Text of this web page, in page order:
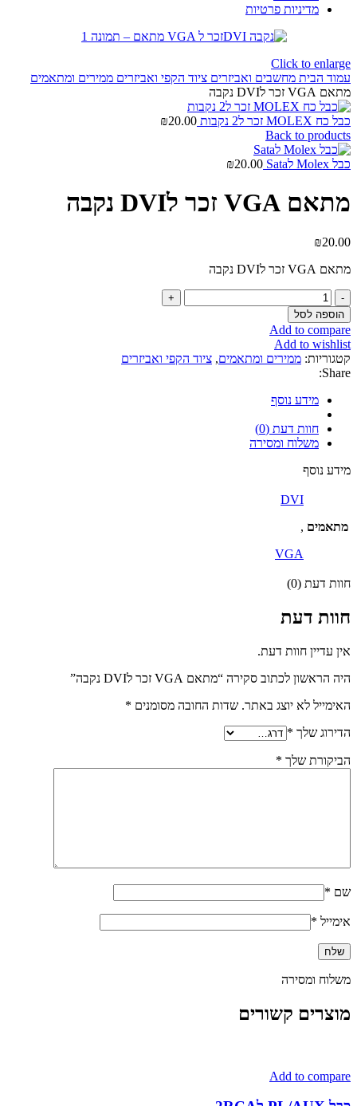
מדיניות פרטיות
Click to enlarge
עמוד הבית מחשבים ואביזרים ציוד הקפי ואביזרים ממירים ומתאמים
מתאם VGA זכר לDVI נקבה
כבל כח MOLEX זכר ל2 נקבות ₪20.00
Back to products
כבל Molex לSata ₪20.00
מתאם VGA זכר לDVI נקבה
₪20.00
מתאם VGA זכר לDVI נקבה
כמות
של
מתאם
VGA
זכר
לDVI
נקבה
הוספה לסל
Add to compare
Add to wishlist
קטגוריות: ממירים ומתאמים, ציוד הקפי ואביזרים
Share:
מידע נוסף
חוות דעת (0)
משלוח ומסירה
מידע נוסף
מתאמים
DVI
,
VGA
חוות דעת (0)
חוות דעת
אין עדיין חוות דעת.
היה הראשון לכתוב סקירה “מתאם VGA זכר לDVI נקבה”
האימייל לא יוצג באתר. שדות החובה מסומנים *
הדירוג שלך *
הביקורת שלך *
שם *
אימייל *
משלוח ומסירה
מוצרים קשורים
Add to compare